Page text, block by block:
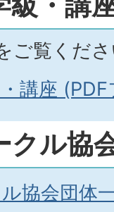
ご覧くだ
講座
クル協
協会団体